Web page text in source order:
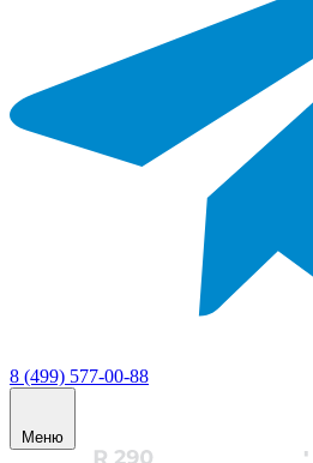
8 (499) 577-00-88
Меню